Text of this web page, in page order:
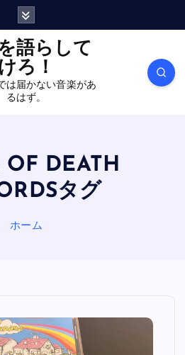
けろ！
は届かない音楽があ
るはず。
DEATH
タグ
ホーム